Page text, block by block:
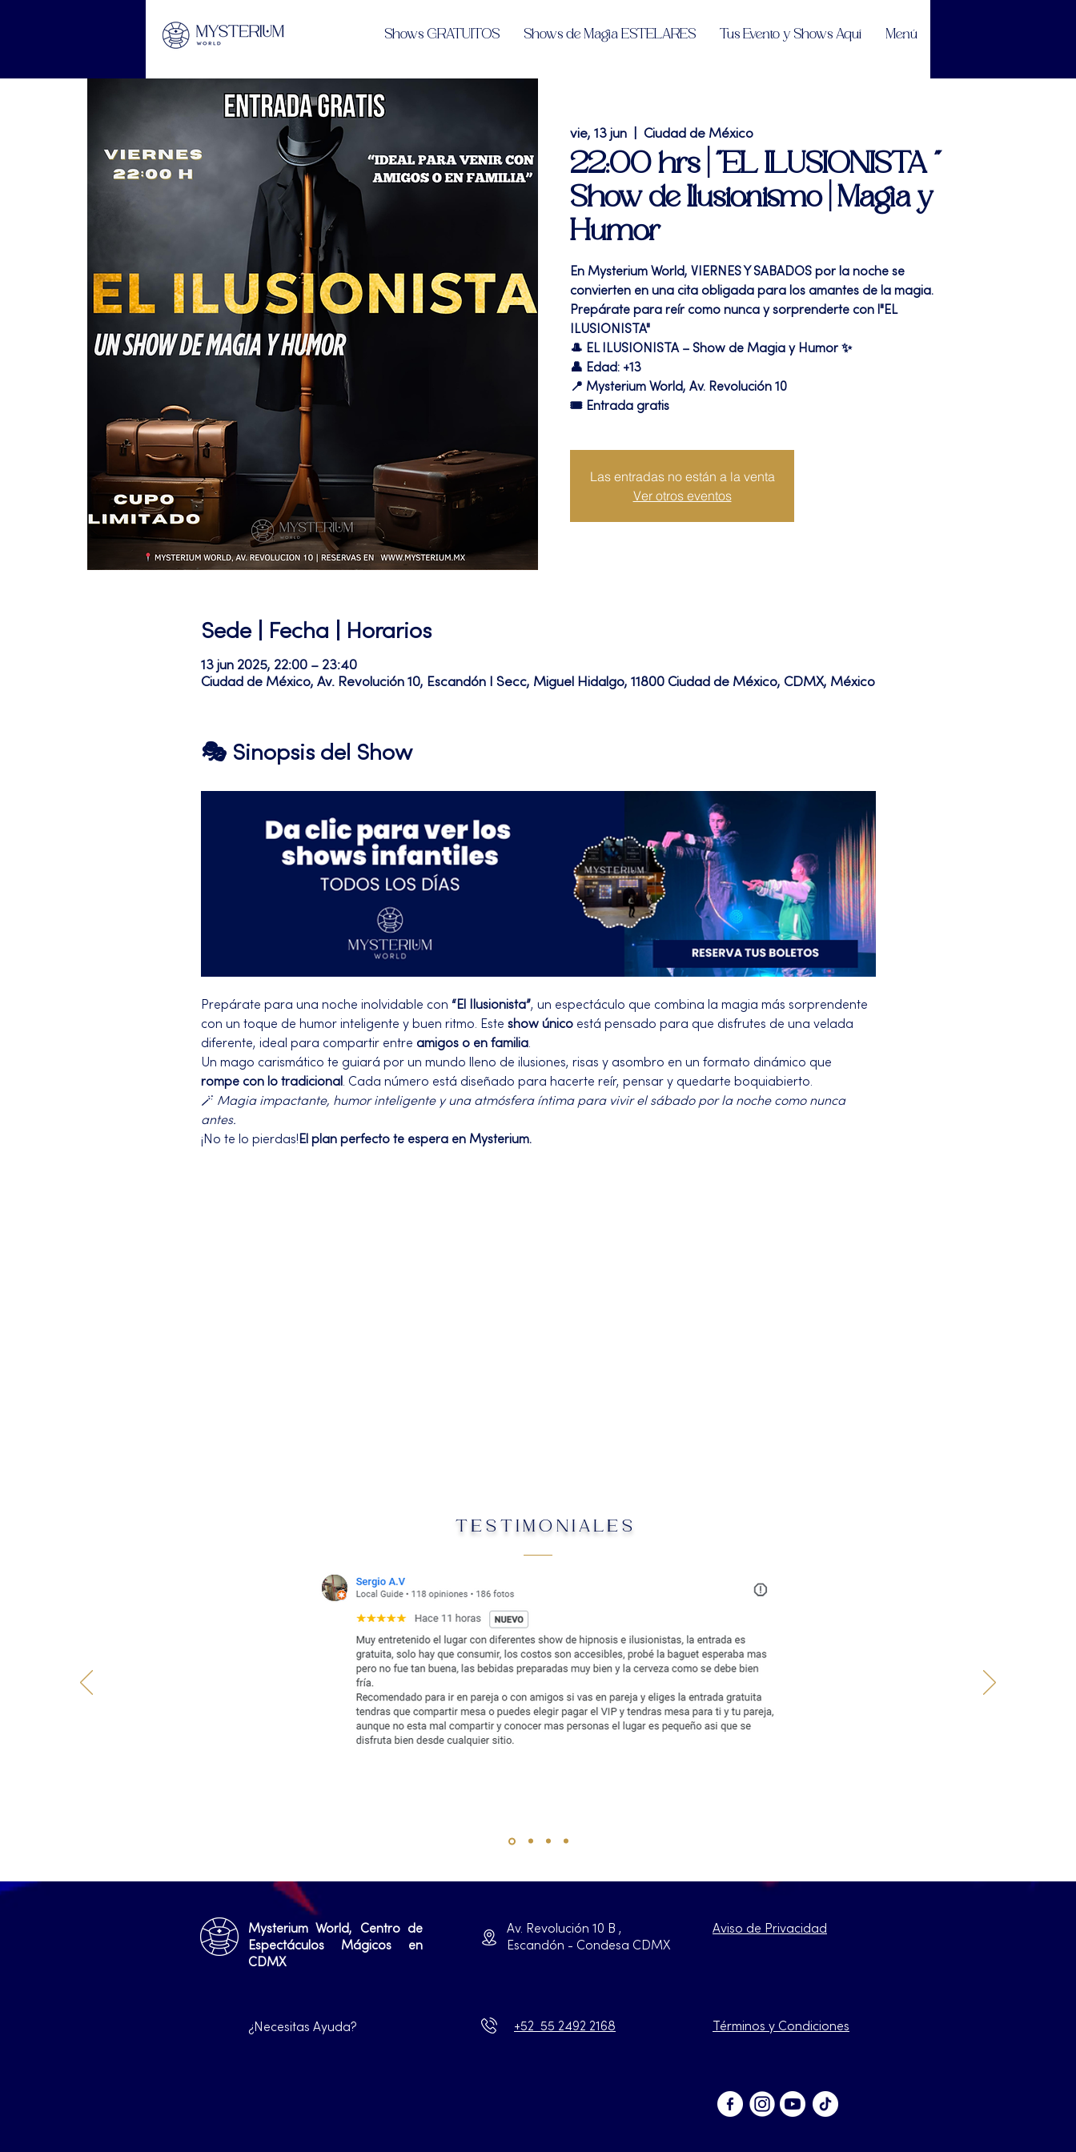
Shows GRATUITOS Shows de Magia ESTELARES Tus Evento y Shows Aquí Menú
vie, 13 jun Ciudad de México
22:00 hrs | "EL ILUSIONISTA "
Show de Ilusionismo | Magia y
Humor
En Mysterium World, VIERNES Y SABADOS por la noche se
convierten en una cita obligada para los amantes de la magia.
Prepárate para reír como nunca y sorprenderte con l"EL
ILUSIONISTA"
🎩 EL ILUSIONISTA – Show de Magia y Humor ✨
👤 Edad: +13
📍 Mysterium World, Av. Revolución 10
🎟️ Entrada gratis
Las entradas no están a la venta
Ver otros eventos
Sede | Fecha | Horarios
13 jun 2025, 22:00 – 23:40
Ciudad de México, Av. Revolución 10, Escandón I Secc, Miguel Hidalgo, 11800 Ciudad de México, CDMX, México
🎭 Sinopsis del Show
Prepárate para una noche inolvidable con “El Ilusionista”, un espectáculo que combina la magia más sorprendente
con un toque de humor inteligente y buen ritmo. Este show único está pensado para que disfrutes de una velada
diferente, ideal para compartir entre amigos o en familia.
Un mago carismático te guiará por un mundo lleno de ilusiones, risas y asombro en un formato dinámico que
rompe con lo tradicional . Cada número está diseñado para hacerte reír, pensar y quedarte boquiabierto.
🪄 Magia impactante, humor inteligente y una atmósfera íntima para vivir el sábado por la noche como nunca
antes.
¡No te lo pierdas! El plan perfecto te espera en Mysterium.
TESTIMONIALES
Mysterium World, Centro de
Espectáculos Mágicos en
CDMX
Av. Revolución 10 B ,
Escandón - Condesa CDMX
Aviso de Privacidad
¿Necesitas Ayuda? +52 55 2492 2168 Términos y Condiciones